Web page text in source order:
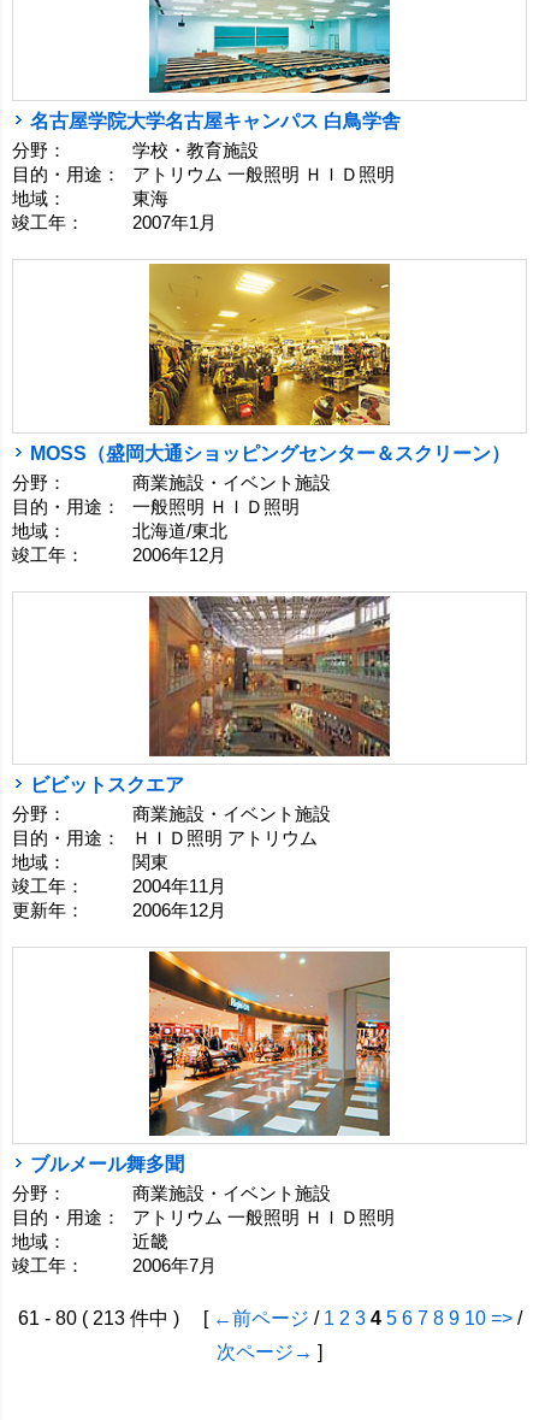
名古屋学院大学名古屋キャンパス 白鳥学舎
分野：
学校・教育施設
目的・用途：
アトリウム 一般照明 ＨＩＤ照明
地域：
東海
竣工年：
2007年1月
MOSS（盛岡大通ショッピングセンター＆スクリーン）
分野：
商業施設・イベント施設
目的・用途：
一般照明 ＨＩＤ照明
地域：
北海道/東北
竣工年：
2006年12月
ビビットスクエア
分野：
商業施設・イベント施設
目的・用途：
ＨＩＤ照明 アトリウム
地域：
関東
竣工年：
2004年11月
更新年：
2006年12月
ブルメール舞多聞
分野：
商業施設・イベント施設
目的・用途：
アトリウム 一般照明 ＨＩＤ照明
地域：
近畿
竣工年：
2006年7月
61 - 80 ( 213 件中 ) [ ←前ページ / 1 2 3 4 5 6 7 8 9 10 =>/
次ページ→ ]